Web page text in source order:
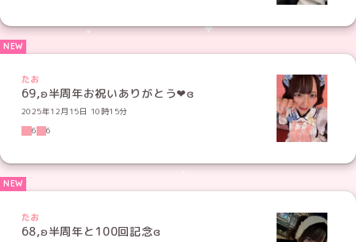
たお
69,ʚ半周年お祝いありがとう❤︎ɞ
2025年12月15日 10時15分
6
6
たお
68,ʚ半周年と100回記念ɞ